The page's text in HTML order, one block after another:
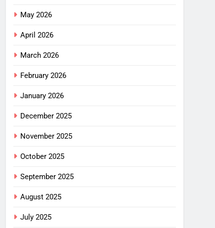
May 2026
April 2026
March 2026
February 2026
January 2026
December 2025
November 2025
October 2025
September 2025
August 2025
July 2025